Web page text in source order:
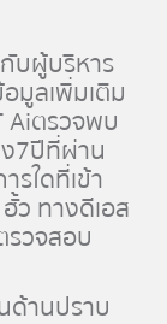
บผู้บริหาร
มูลเพิ่มเติม
Aiตรวจพบ
7ปีที่ผ่าน
รใดที่เข้า
ว ทางดีเอส
รวจสอบ
ด้านปราบ